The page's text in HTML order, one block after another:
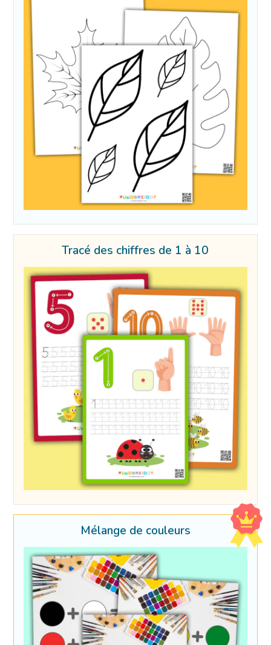
Tracé des chiffres de 1 à 10
Mélange de couleurs